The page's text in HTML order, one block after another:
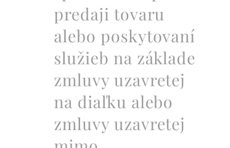
predaji tovaru
alebo poskytovaní
služieb na základe
zmluvy uzavretej
na diaľku alebo
zmluvy uzavretej